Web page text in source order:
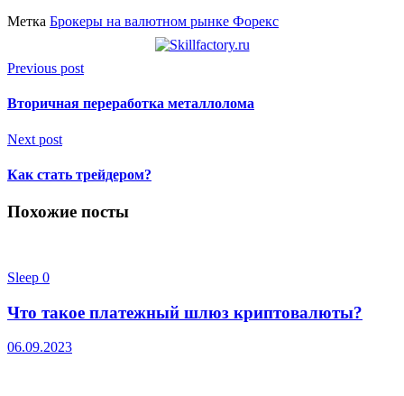
Метка Брокеры на валютном рынке Форекс
Previous post
Вторичная переработка металлолома
Next post
Как стать трейдером?
Похожие посты
Sleep 0
Что такое платежный шлюз криптовалюты?
06.09.2023